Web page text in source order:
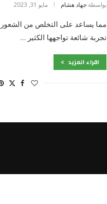
بواسطة جهاد هشام مايو 31, 2023
مما يساعد على التخلص من
تجربة شائعة تواجهها الكثير …
اقراء المزيد